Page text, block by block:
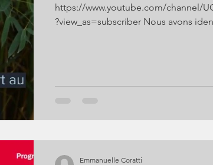
https://www.youtube.com/channel/
?view_as=subscriber Nous avons
Emmanuelle Coratti